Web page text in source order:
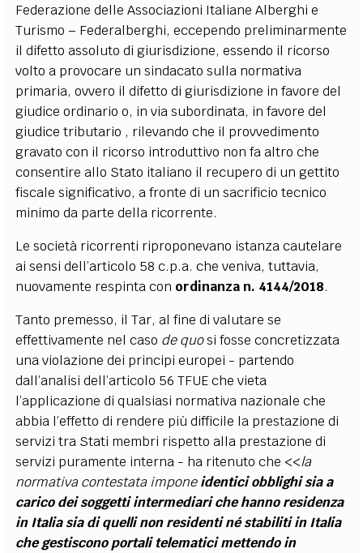
Federazione delle Associazioni Italiane Alberghi e
Turismo – Federalberghi, eccependo preliminarmente
il difetto assoluto di giurisdizione, essendo il ricorso
volto a provocare un sindacato sulla normativa
primaria, ovvero il difetto di giurisdizione in favore del
giudice ordinario o, in via subordinata, in favore del
giudice tributario , rilevando che il provvedimento
gravato con il ricorso introduttivo non fa altro che
consentire allo Stato italiano il recupero di un gettito
fiscale significativo, a fronte di un sacrificio tecnico
minimo da parte della ricorrente.
Le società ricorrenti riproponevano istanza cautelare
ai sensi dell’articolo 58 c.p.a. che veniva, tuttavia,
nuovamente respinta con ordinanza n. 4144/2018.
Tanto premesso, il Tar, al fine di valutare se
effettivamente nel caso de quosi fosse concretizzata
una violazione dei principi europei - partendo
dall’analisi dell’articolo 56 TFUE che vieta
l’applicazione di qualsiasi normativa nazionale che
abbia l’effetto di rendere più difficile la prestazione di
servizi tra Stati membri rispetto alla prestazione di
servizi puramente interna - ha ritenuto che <<la
normativa contestata imponeidentici obblighi sia a
carico dei soggetti intermediari che hanno residenza
in Italia sia di quelli non residenti né stabiliti in Italia
che gestiscono portali telematici mettendo in